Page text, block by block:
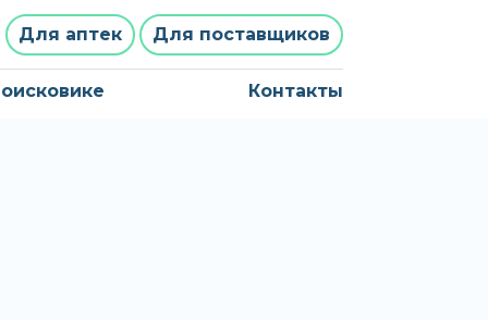
Для аптек Для поставщиков
Контакты